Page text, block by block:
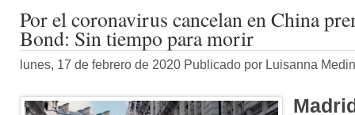
Por el coronavirus cancelan en China
Bond: Sin tiempo para morir
lunes, 17 de febrero de 2020 Publicado por Luisanna